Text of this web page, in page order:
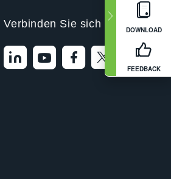
DOWNLOAD
FEEDBACK
Verbinden Sie sich mit uns